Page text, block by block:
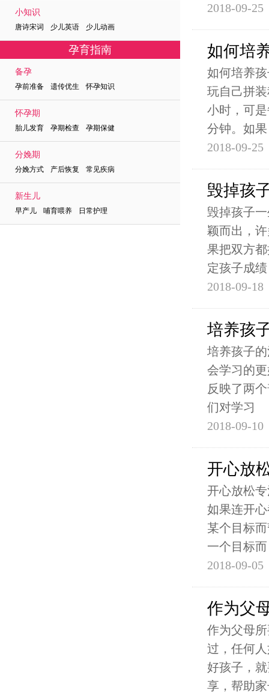
小知识
唐诗宋词 少儿英语 少儿动画
孕育指南
备孕
孕前准备 遗传优生 怀孕知识
怀孕期
胎儿发育 孕期检查 孕期保健
分娩期
分娩方式 产后恢复 常见疾病
新生儿
早产儿 哺育喂养 日常护理
2018-09-25
如何培
如何培养
玩自己拼
小时，可
分钟。如果
2018-09-25
毁掉孩
毁掉孩子
颖而出，
果把双方
定孩子成绩
2018-09-18
培养孩
培养孩子
会学习的
反映了两
们对学习
2018-09-10
开心放
开心放松
如果连开
某个目标
一个目标而
2018-09-05
作为父
作为父母
过，任何
好孩子，
享，帮助